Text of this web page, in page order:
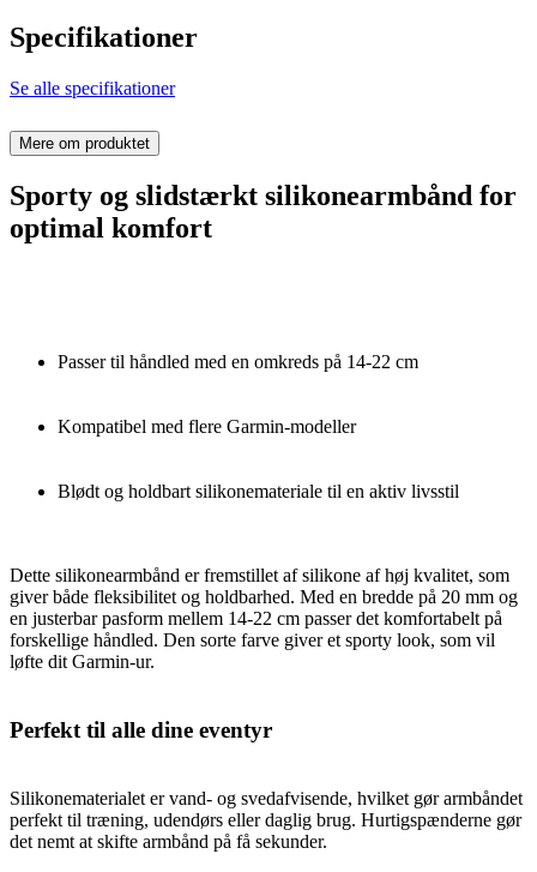
Specifikationer
Se alle specifikationer
Mere om produktet
Sporty og slidstærkt silikonearmbånd for
optimal komfort
Passer til håndled med en omkreds på 14-22 cm
Kompatibel med flere Garmin-modeller
Blødt og holdbart silikonemateriale til en aktiv livsstil
Dette silikonearmbånd er fremstillet af silikone af høj kvalitet, som
giver både fleksibilitet og holdbarhed. Med en bredde på 20 mm og
en justerbar pasform mellem 14-22 cm passer det komfortabelt på
forskellige håndled. Den sorte farve giver et sporty look, som vil
løfte dit Garmin-ur.
Perfekt til alle dine eventyr
Silikonematerialet er vand- og svedafvisende, hvilket gør armbåndet
perfekt til træning, udendørs eller daglig brug. Hurtigspænderne gør
det nemt at skifte armbånd på få sekunder.